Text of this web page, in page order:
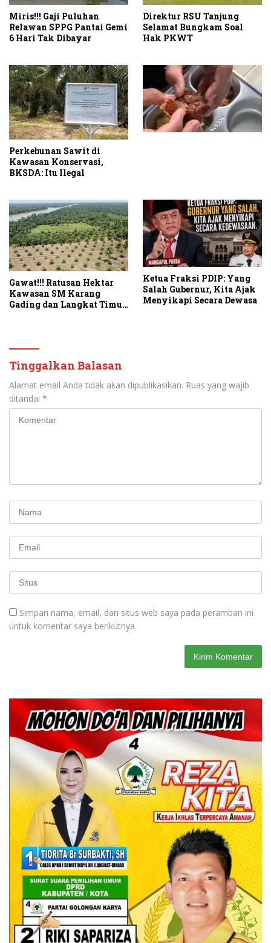
Miris!!! Gaji Puluhan
Relawan SPPG Pantai Gemi
6 Hari Tak Dibayar
Direktur RSU Tanjung
Selamat Bungkam Soal
Hak PKWT
Perkebunan Sawit di
Kawasan Konservasi,
BKSDA: Itu Ilegal
Gawat!!! Ratusan Hektar
Kawasan SM Karang
Gading dan Langkat Timur
Ketua Fraksi PDIP: Yang
Salah Gubernur, Kita Ajak
Menyikapi Secara Dewasa
Tinggalkan Balasan
Alamat email Anda tidak akan dipublikasikan. Ruas yang wajib
ditandai *
Simpan nama, email, dan situs web saya pada peramban ini
untuk komentar saya berikutnya.